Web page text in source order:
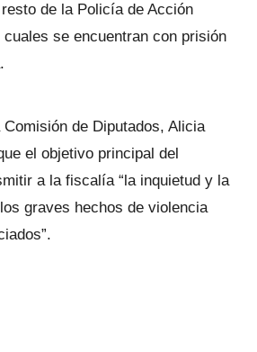
de la Policía de Acción
se encuentran con prisión
de Diputados, Alicia
el objetivo principal del
a la fiscalía “la inquietud y la
graves hechos de violencia